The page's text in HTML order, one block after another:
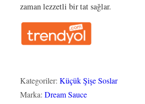
zaman lezzetli bir tat sağlar.
Kategoriler: Küçük Şişe Soslar
Marka: Dream Sauce